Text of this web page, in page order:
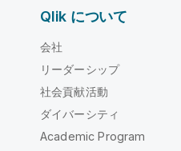
Qlik について
会社
リーダーシップ
社会貢献活動
ダイバーシティ
Academic Program